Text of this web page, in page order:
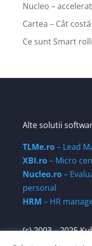
Nucleo –
Cartea – Cât
Ce sunt Smart
Alte solutii
TLMe.ro– Lead
XBI.ro– Micro
Nucleo.ro–
personal
HRM – HR
(c) 2003 – 2025